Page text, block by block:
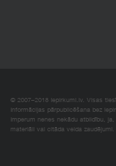
© 2007–2018 Iepirkumi.lv. Visas
Informācijas pārpublicēšana bez
Imperum nenes nekādu atbildību,
materiāli vai citāda veida zaudējumi.